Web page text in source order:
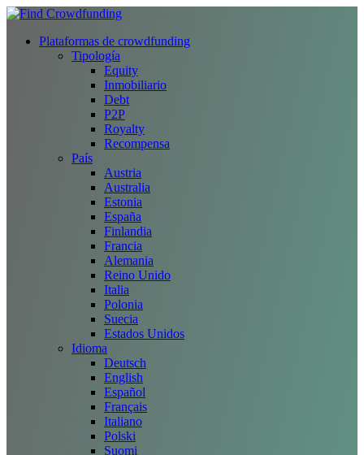
Plataformas de crowdfunding
Tipología
Equity
Inmobiliario
Debt
P2P
Royalty
Recompensa
País
Austria
Australia
Estonia
España
Finlandia
Francia
Alemania
Reino Unido
Italia
Polonia
Suecia
Estados Unidos
Idioma
Deutsch
English
Español
Français
Italiano
Polski
Suomi